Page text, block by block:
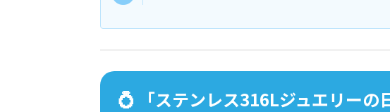
💍 「ステンレス316Lジュエリーの